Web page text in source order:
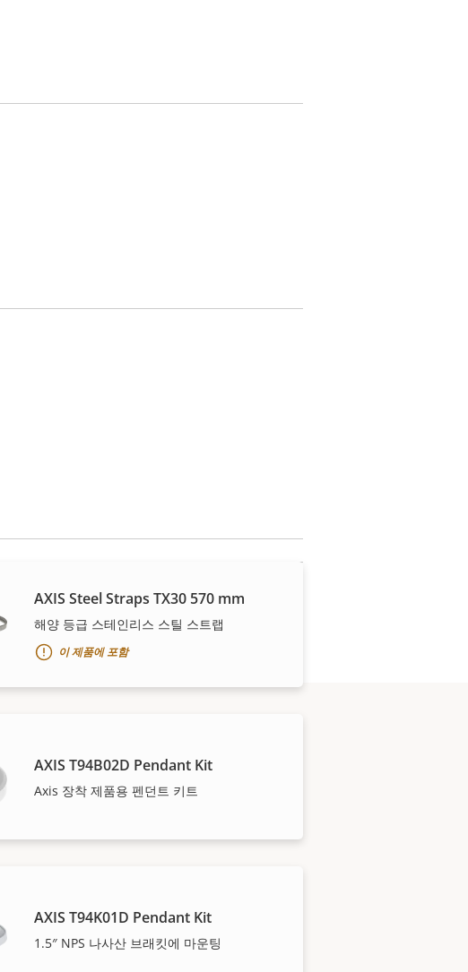
AXIS Steel Straps TX30 570 mm
해양 등급 스테인리스 스틸 스트랩
이 제품에 포함
AXIS T94B02D Pendant Kit
Axis 장착 제품용 펜던트 키트
AXIS T94K01D Pendant Kit
1.5″ NPS 나사산 브래킷에 마운팅
.